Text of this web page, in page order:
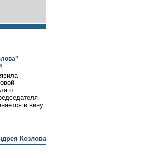
--
о
в вину
Козлова